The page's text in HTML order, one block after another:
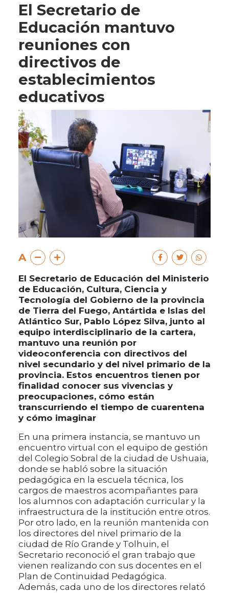
El Secretario de
Educación mantuvo
reuniones con
directivos de
establecimientos
educativos
A
El Secretario de Educación del Ministerio
de Educación, Cultura, Ciencia y
Tecnología del Gobierno de la provincia
de Tierra del Fuego, Antártida e Islas del
Atlántico Sur, Pablo López Silva, junto al
equipo interdisciplinario de la cartera,
mantuvo una reunión por
videoconferencia con directivos del
nivel secundario y del nivel primario de la
provincia. Estos encuentros tienen por
finalidad conocer sus vivencias y
preocupaciones, cómo están
transcurriendo el tiempo de cuarentena
y cómo imaginar
En una primera instancia, se mantuvo un
encuentro virtual con el equipo de gestión
del Colegio Sobral de la ciudad de Ushuaia,
donde se habló sobre la situación
pedagógica en la escuela técnica, los
cargos de maestros acompañantes para
los alumnos con adaptación curricular y la
infraestructura de la institución entre otros.
Por otro lado, en la reunión mantenida con
los directores del nivel primario de la
ciudad de Río Grande y Tolhuin, el
Secretario reconoció el gran trabajo que
vienen realizando con sus docentes en el
Plan de Continuidad Pedagógica.
Además, cada uno de los directores relató